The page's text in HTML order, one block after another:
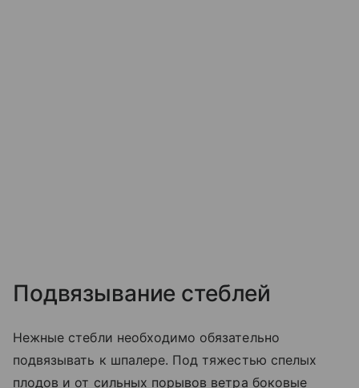
Подвязывание стеблей
Нежные стебли необходимо обязательно
подвязывать к шпалере. Под тяжестью спелых
плодов и от сильных порывов ветра боковые